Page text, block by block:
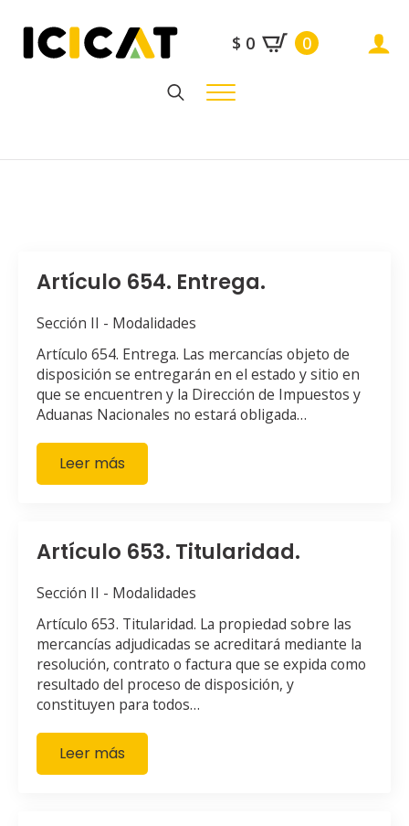
$ 0 0
Artículo 654. Entrega.
Sección II - Modalidades
Artículo 654. Entrega. Las mercancías objeto de
disposición se entregarán en el estado y sitio en
que se encuentren y la Dirección de Impuestos y
Aduanas Nacionales no estará obligada…
Leer más
Artículo 653. Titularidad.
Sección II - Modalidades
Artículo 653. Titularidad. La propiedad sobre las
mercancías adjudicadas se acreditará mediante la
resolución, contrato o factura que se expida como
resultado del proceso de disposición, y
constituyen para todos…
Leer más